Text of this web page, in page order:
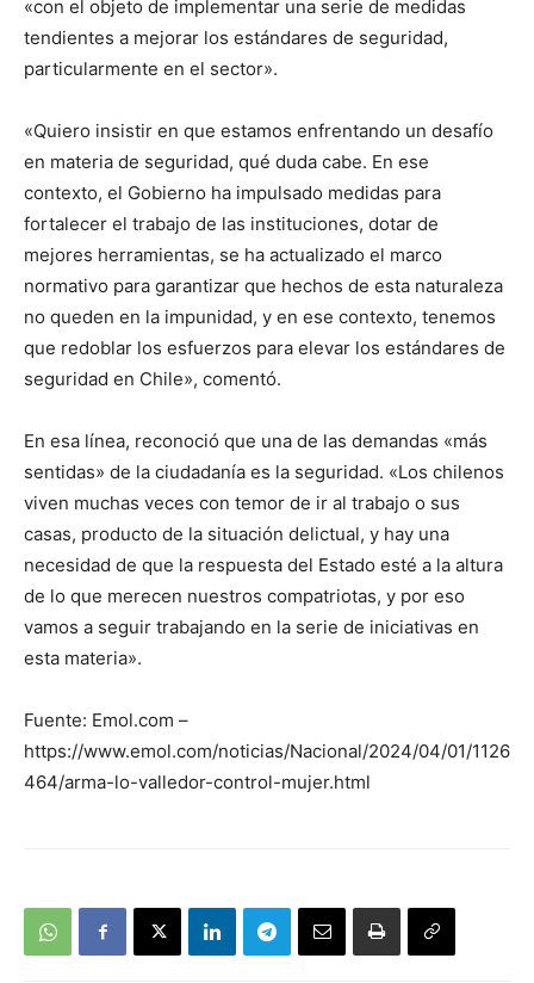
«con el objeto de implementar una serie de medidas
tendientes a mejorar los estándares de seguridad,
particularmente en el sector».
«Quiero insistir en que estamos enfrentando un desafío
en materia de seguridad, qué duda cabe. En ese
contexto, el Gobierno ha impulsado medidas para
fortalecer el trabajo de las instituciones, dotar de
mejores herramientas, se ha actualizado el marco
normativo para garantizar que hechos de esta naturaleza
no queden en la impunidad, y en ese contexto, tenemos
que redoblar los esfuerzos para elevar los estándares de
seguridad en Chile», comentó.
En esa línea, reconoció que una de las demandas «más
sentidas» de la ciudadanía es la seguridad. «Los chilenos
viven muchas veces con temor de ir al trabajo o sus
casas, producto de la situación delictual, y hay una
necesidad de que la respuesta del Estado esté a la altura
de lo que merecen nuestros compatriotas, y por eso
vamos a seguir trabajando en la serie de iniciativas en
esta materia».
Fuente: Emol.com –
https://www.emol.com/noticias/Nacional/2024/04/01/1126
464/arma-lo-valledor-control-mujer.html